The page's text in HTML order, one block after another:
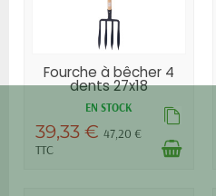
Fourche à bêcher 4
dents 27x18
spatules...
EN STOCK
39,33 € 47,20 €
TTC